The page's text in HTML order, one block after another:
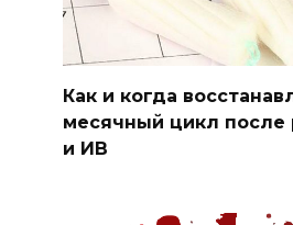
Как и когда
месячный цикл после
и ИВ